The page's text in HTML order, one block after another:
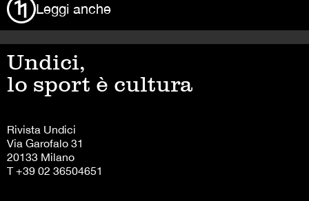
Leggi anche
Undici,
lo sport è cultura
Rivista Undici
Via Garofalo 31
20133 Milano
T +39 02 36504651